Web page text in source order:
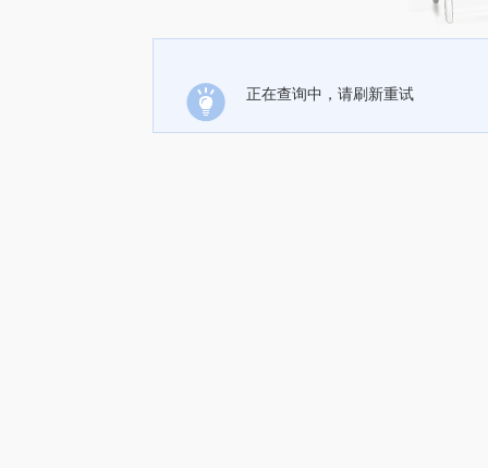
正在查询中，请刷新重试